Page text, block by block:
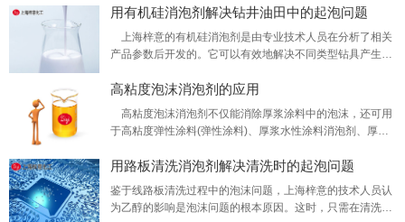
具有长的泡沫抑制时间，并且不影响切削液的润滑和冷却性
能。
用有机硅消泡剂解决钻井油田中的起泡问题
上海梓意的有机硅消泡剂是由专业技术人员在分析了相关
产品参数后开发的。它可以有效地解决不同类型钻具产生的
高粘度泡沫消泡剂的应用
高粘度泡沫消泡剂不仅能消除厚浆涂料中的泡沫，还可用
于高粘度弹性涂料(弹性涂料)、厚浆水性涂料消泡剂、厚浆
多方面。
用路板清洗消泡剂解决清洗时的起泡问题
鉴于线路板清洗过程中的泡沫问题，上海梓意的技术人员认
为乙醇的影响是泡沫问题的根本原因。这时，只需在清洗过